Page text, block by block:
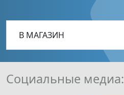
В МАГАЗИН
Социальные медиа: